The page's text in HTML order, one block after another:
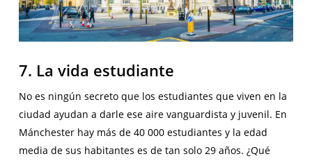
7. La vida estudiante
No es ningún secreto que los estudiantes que viven en la
ciudad ayudan a darle ese aire vanguardista y juvenil. En
Mánchester hay más de 40 000 estudiantes y la edad
media de sus habitantes es de tan solo 29 años. ¿Qué